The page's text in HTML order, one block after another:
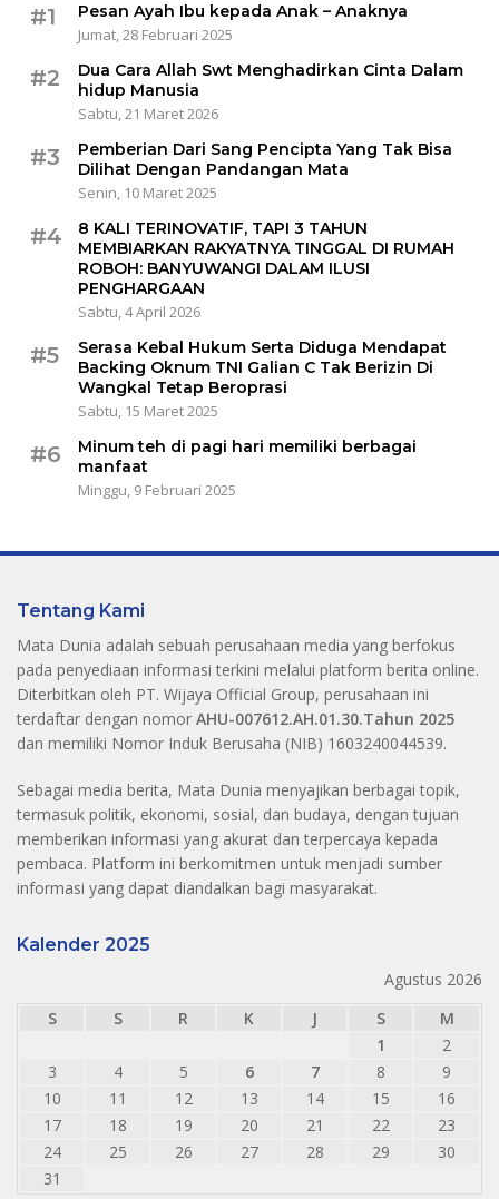
#1
Pesan Ayah Ibu kepada Anak – Anaknya
Jumat, 28 Februari 2025
#2
Dua Cara Allah Swt Menghadirkan Cinta Dalam
hidup Manusia
Sabtu, 21 Maret 2026
#3
Pemberian Dari Sang Pencipta Yang Tak Bisa
Dilihat Dengan Pandangan Mata
Senin, 10 Maret 2025
#4
8 KALI TERINOVATIF, TAPI 3 TAHUN
MEMBIARKAN RAKYATNYA TINGGAL DI RUMAH
ROBOH: BANYUWANGI DALAM ILUSI
PENGHARGAAN
Sabtu, 4 April 2026
#5
Serasa Kebal Hukum Serta Diduga Mendapat
Backing Oknum TNI Galian C Tak Berizin Di
Wangkal Tetap Beroprasi
Sabtu, 15 Maret 2025
#6
Minum teh di pagi hari memiliki berbagai
manfaat
Minggu, 9 Februari 2025
Tentang Kami
Mata Dunia adalah sebuah perusahaan media yang berfokus
pada penyediaan informasi terkini melalui platform berita online.
Diterbitkan oleh PT. Wijaya Official Group, perusahaan ini
terdaftar dengan nomor AHU-007612.AH.01.30.Tahun 2025
dan memiliki Nomor Induk Berusaha (NIB) 1603240044539.
Sebagai media berita, Mata Dunia menyajikan berbagai topik,
termasuk politik, ekonomi, sosial, dan budaya, dengan tujuan
memberikan informasi yang akurat dan terpercaya kepada
pembaca. Platform ini berkomitmen untuk menjadi sumber
informasi yang dapat diandalkan bagi masyarakat.
Kalender 2025
Agustus 2026
S
S R K J S
M
1
2
3
4 5 6 7 8
9
10
11 12 13 14 15
16
17
18 19 20 21 22
23
24
25 26 27 28 29
30
31